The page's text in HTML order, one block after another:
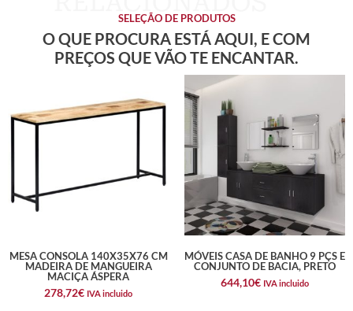
SELEÇÃO DE PRODUTOS
O QUE PROCURA ESTÁ AQUI, E COM
PREÇOS QUE VÃO TE ENCANTAR.
MESA CONSOLA 140X35X76 CM
MADEIRA DE MANGUEIRA
MACIÇA ÁSPERA
278,72€ IVA incluido
MÓVEIS CASA DE BANHO 9 PÇS E
CONJUNTO DE BACIA, PRETO
644,10€ IVA incluido